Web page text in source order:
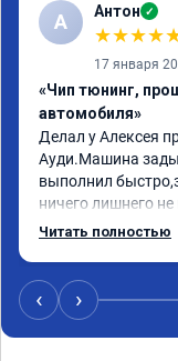
А Антон ✓
★★★★
17 января
«Чип тюнинг,
автомобиля»
Делал у Алексея
Ауди.Машина
выполнил
ничего лишнего не
договаривались
поломки
Алексея как
Читать полностью
‹ ›